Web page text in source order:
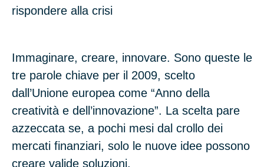
rispondere alla crisi
Immaginare, creare, innovare. Sono queste le
tre parole chiave per il 2009, scelto
dall’Unione europea come “Anno della
creatività e dell’innovazione”. La scelta pare
azzeccata se, a pochi mesi dal crollo dei
mercati finanziari, solo le nuove idee possono
creare valide soluzioni.